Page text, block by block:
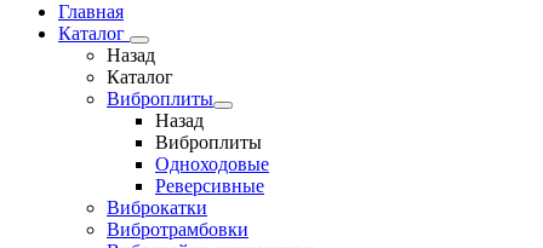
Главная
Каталог
Назад
Каталог
Виброплиты
Назад
Виброплиты
Одноходовые
Реверсивные
Виброкатки
Вибротрамбовки